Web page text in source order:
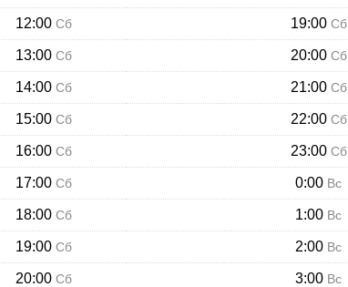
12:00 Сб 19:00 Сб
13:00 Сб 20:00 Сб
14:00 Сб 21:00 Сб
15:00 Сб 22:00 Сб
16:00 Сб 23:00 Сб
17:00 Сб 0:00 Вс
18:00 Сб 1:00 Вс
19:00 Сб 2:00 Вс
20:00 Сб 3:00 Вс